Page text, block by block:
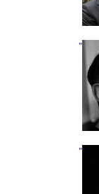
" />
" />